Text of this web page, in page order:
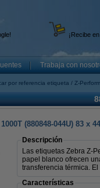
¡Recibe en
Trabaja con
por referencia etiqueta Z-
(880848-044U) 83 x
Descripción
Las etiquetas Zebra Z-
papel blanco ofrecen
transferencia térmica.
Características